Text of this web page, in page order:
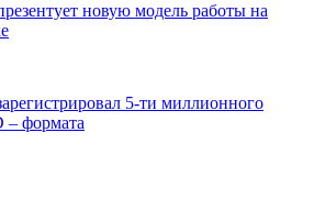
новую модель работы на
5-ти миллионного
– формата